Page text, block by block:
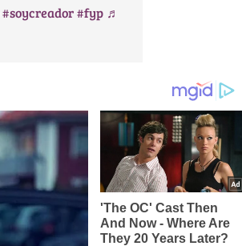
#soycreador#fyp ♬